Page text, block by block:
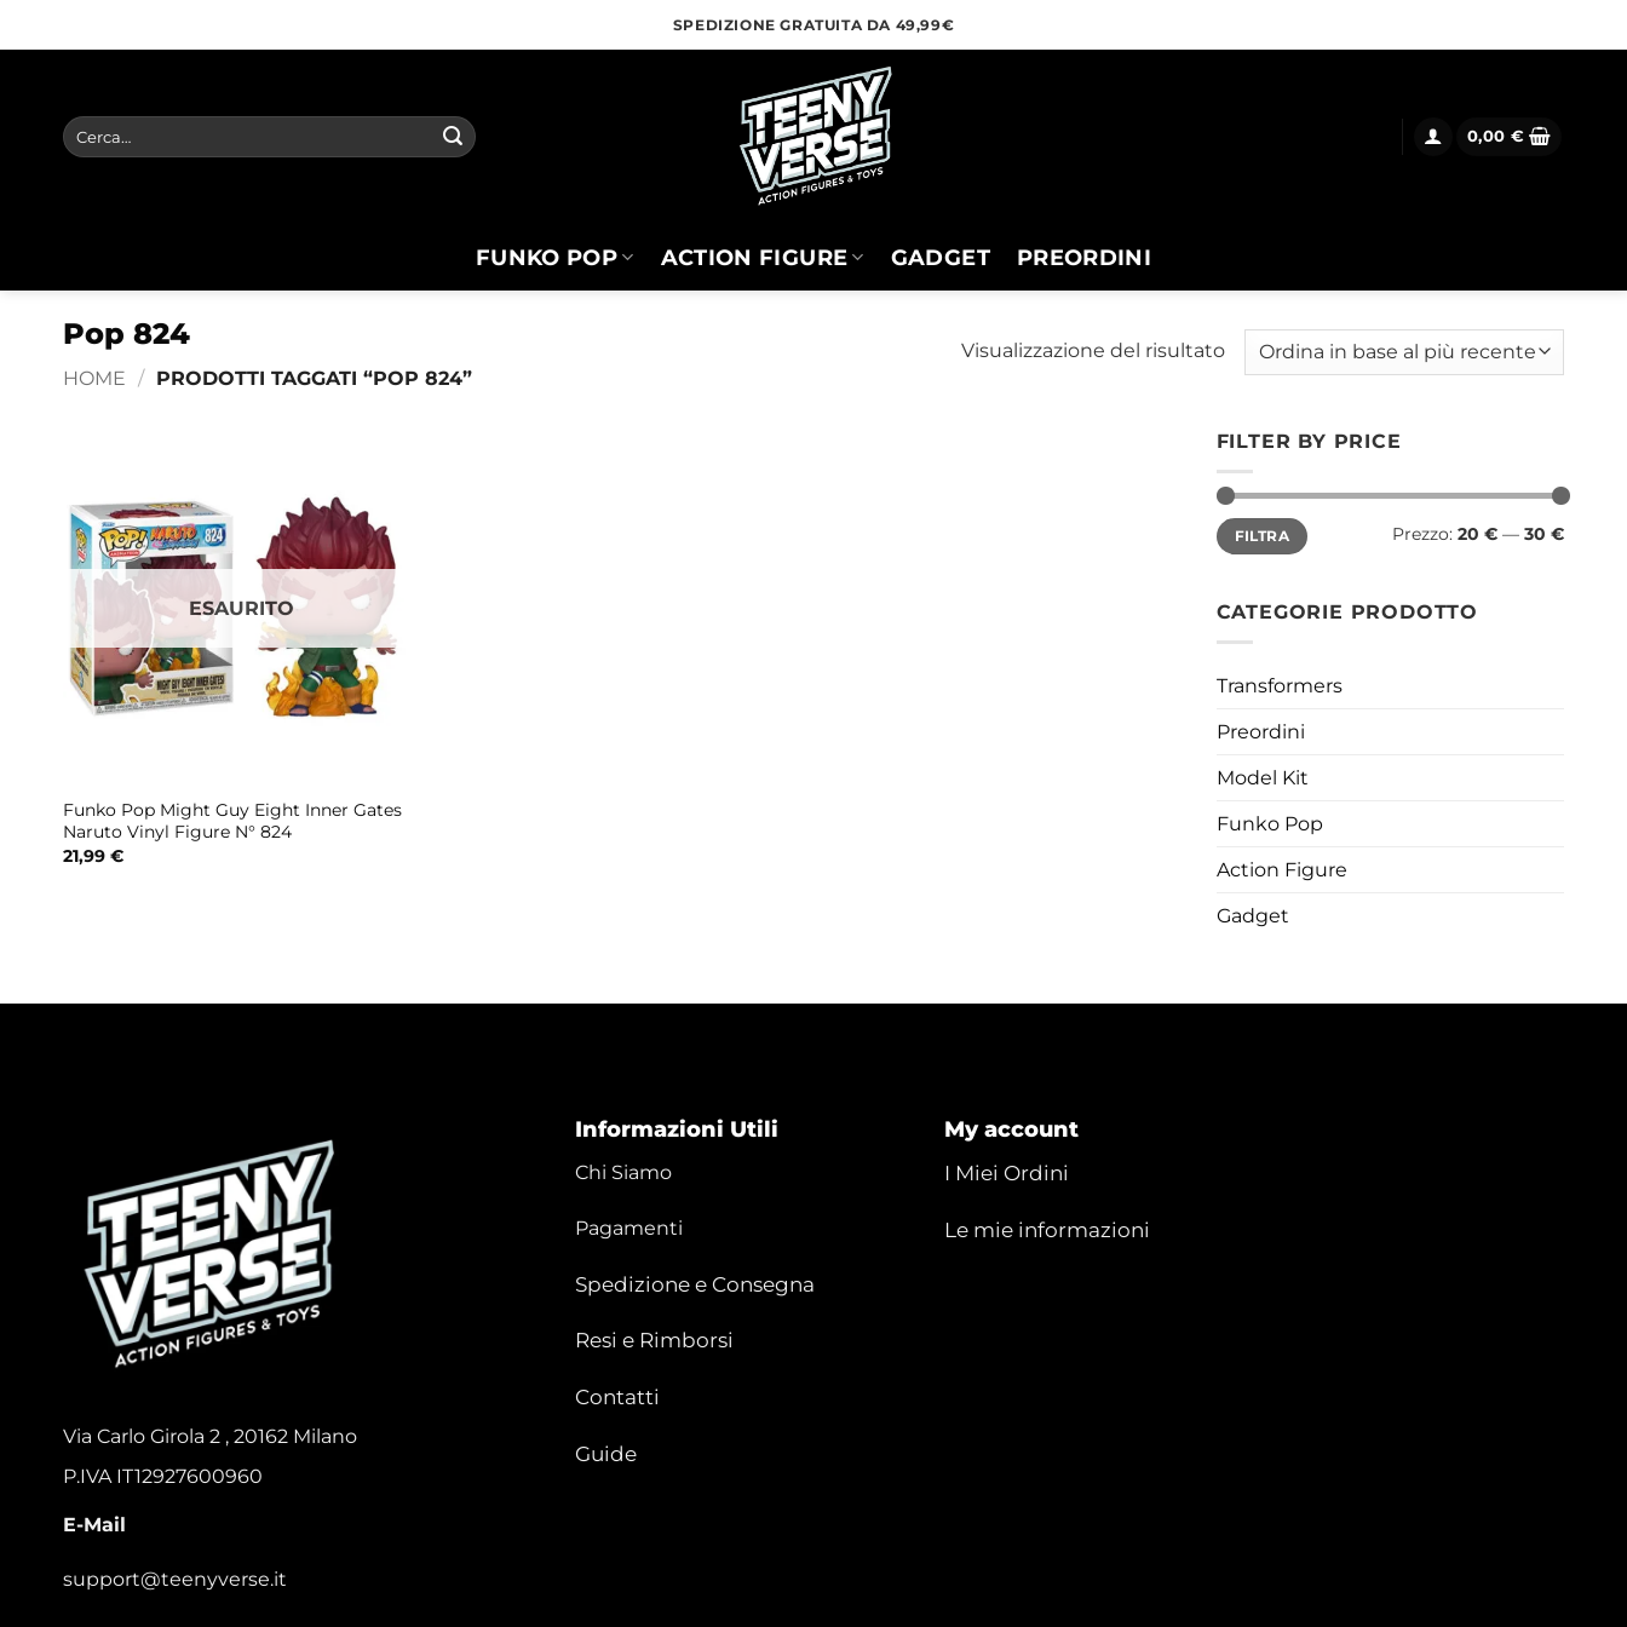
ai
SPEDIZIONE GRATUITA DA 49,99€
Cerca:
0,00 €
FUNKO POP ACTION FIGURE GADGET PREORDINI
Pop 824
HOME / PRODOTTI TAGGATI “POP 824”
Visualizzazione del risultato
ESAURITO
Funko Pop Might Guy Eight Inner Gates
Naruto Vinyl Figure N° 824
21,99 €
FILTER BY PRICE
Prezzo
Min
Prezzo
MaxFILTRA Prezzo: 20 € — 30 €
CATEGORIE PRODOTTO
Transformers
Preordini
Model Kit
Funko Pop
Action Figure
Gadget
Via Carlo Girola 2 , 20162 Milano
P.IVA IT12927600960
E-Mail
support@teenyverse.it
Informazioni Utili
Chi Siamo
Pagamenti
Spedizione e Consegna
Resi e Rimborsi
Contatti
Guide
My account
I Miei Ordini
Le mie informazioni